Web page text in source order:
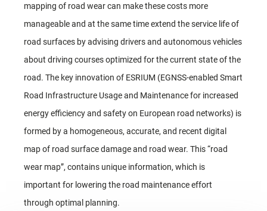
mapping of road wear can make these costs more
manageable and at the same time extend the service life of
road surfaces by advising drivers and autonomous vehicles
about driving courses optimized for the current state of the
road. The key innovation of ESRIUM (EGNSS-enabled Smart
Road Infrastructure Usage and Maintenance for increased
energy efficiency and safety on European road networks) is
formed by a homogeneous, accurate, and recent digital
map of road surface damage and road wear. This “road
wear map”, contains unique information, which is
important for lowering the road maintenance effort
through optimal planning.